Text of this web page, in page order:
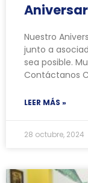
Nuestro
junto a
sea posible.
Contáctanos
LEER MÁS »
28 octubre, 2024